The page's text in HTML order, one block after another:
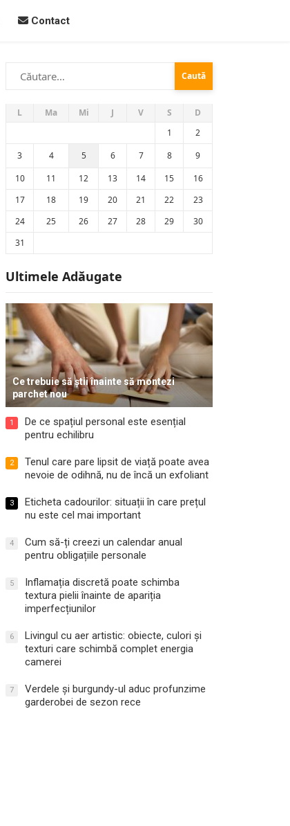
Contact
Caută
după:
L Ma Mi J V S
D
1
2
3
4 5 6 7 8
9
10
11 12 13 14 15
16
17
18 19 20 21 22
23
24
25 26 27 28 29
30
31
Ultimele Adăugate
Ce trebuie să știi înainte să montezi
parchet nou
1
De ce spațiul personal este esențial
pentru echilibru
2
Tenul care pare lipsit de viață poate avea
nevoie de odihnă, nu de încă un exfoliant
3
Eticheta cadourilor: situații în care prețul
nu este cel mai important
4
Cum să-ți creezi un calendar anual
pentru obligațiile personale
5
Inflamația discretă poate schimba
textura pielii înainte de apariția
imperfecțiunilor
6
Livingul cu aer artistic: obiecte, culori și
texturi care schimbă complet energia
camerei
7
Verdele și burgundy-ul aduc profunzime
garderobei de sezon rece